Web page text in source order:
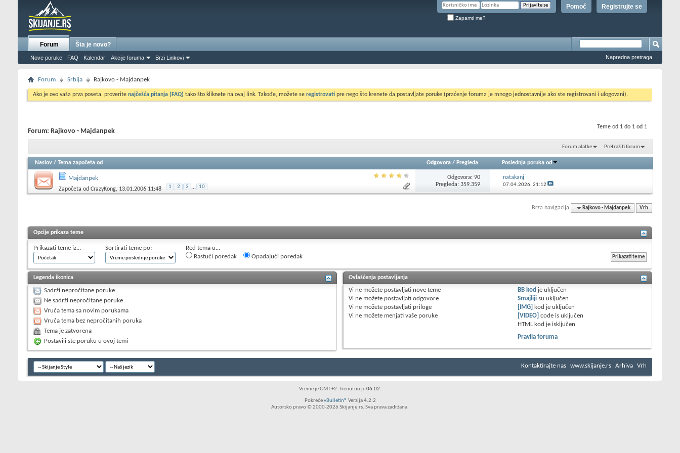
Registrujte se
Pomoć
Zapamti me?
Forum
Nove poruke FAQ Kalendar Akcije foruma Brzi Linkovi
Šta je novo?
Napredna pretraga
Forum Srbija Rajkovo - Majdanpek
Ako je ovo vaša prva poseta, proverite najčešća pitanja (FAQ) tako što kliknete na ovaj link. Takođe, možete se registrovati pre nego što krenete da postavljate poruke (praćenje foruma je mnogo jednostavnije ako ste registrovani i ulogovani).
Teme od 1 do 1 od 1
Forum: Rajkovo - Majdanpek
Forum alatke Pretražiti forum
Naslov / Tema započeta od Odgovora / Pregleda Poslednja poruka od
Majdanpek
Započeta od CrazyKong, 13.01.2006 11:48 1 2 3 ... 10
Odgovora:90
Pregleda: 359.359
natakanj
07.04.2026, 21:12
Brza navigacija Rajkovo - Majdanpek Vrh
Opcije prikaza teme
Prikazati teme iz... Sortirati teme po:
Red tema u...
Rastući poredak
Opadajući poredak
Legenda ikonica
Sadrži nepročitane poruke
Ne sadrži nepročitane poruke
Vruća tema sa novim porukama
Vruća tema bez nepročitanih poruka
Tema je zatvorena
Postavili ste poruku u ovoj temi
Ovlašćenja postavljanja
Vi ne možete postavljati nove teme
Vi ne možete postavljati odgovore
Vi ne možete postavljati priloge
Vi ne možete menjati vaše poruke
BB kod jeuključen
Smajliji suuključen
[IMG] kod jeuključen
[VIDEO] code isuključen
HTML kod jeisključen
Pravila foruma
Kontaktirajte nas www.skijanje.rs Arhiva Vrh
Vreme je GMT +2. Trenutno je06:02.
PokrećevBulletin® Verzija 4.2.2
Autorsko pravo © 2000-2026 Skijanje.rs. Sva prava zadržana.